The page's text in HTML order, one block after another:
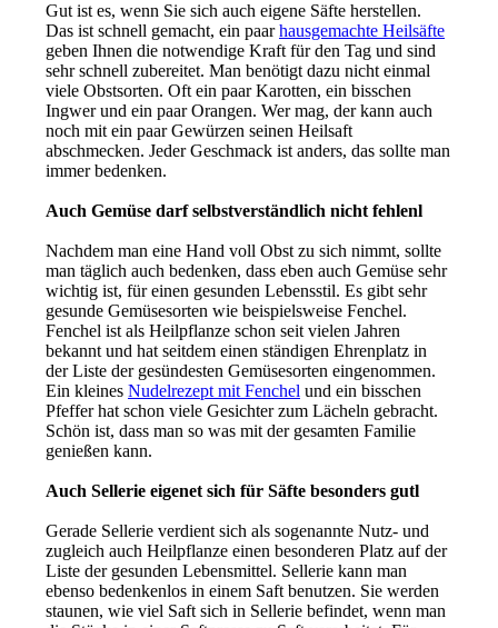
Gut ist es, wenn Sie sich auch eigene Säfte herstellen.
Das ist schnell gemacht, ein paarhausgemachte Heilsäfte
geben Ihnen die notwendige Kraft für den Tag und sind
sehr schnell zubereitet. Man benötigt dazu nicht einmal
viele Obstsorten. Oft ein paar Karotten, ein bisschen
Ingwer und ein paar Orangen. Wer mag, der kann auch
noch mit ein paar Gewürzen seinen Heilsaft
abschmecken. Jeder Geschmack ist anders, das sollte man
immer bedenken.
Auch Gemüse darf selbstverständlich nicht fehlenl
Nachdem man eine Hand voll Obst zu sich nimmt, sollte
man täglich auch bedenken, dass eben auch Gemüse sehr
wichtig ist, für einen gesunden Lebensstil. Es gibt sehr
gesunde Gemüsesorten wie beispielsweise Fenchel.
Fenchel ist als Heilpflanze schon seit vielen Jahren
bekannt und hat seitdem einen ständigen Ehrenplatz in
der Liste der gesündesten Gemüsesorten eingenommen.
Ein kleines Nudelrezept mit Fenchel und ein bisschen
Pfeffer hat schon viele Gesichter zum Lächeln gebracht.
Schön ist, dass man so was mit der gesamten Familie
genießen kann.
Auch Sellerie eigenet sich für Säfte besonders gutl
Gerade Sellerie verdient sich als sogenannte Nutz- und
zugleich auch Heilpflanze einen besonderen Platz auf der
Liste der gesunden Lebensmittel. Sellerie kann man
ebenso bedenkenlos in einem Saft benutzen. Sie werden
staunen, wie viel Saft sich in Sellerie befindet, wenn man